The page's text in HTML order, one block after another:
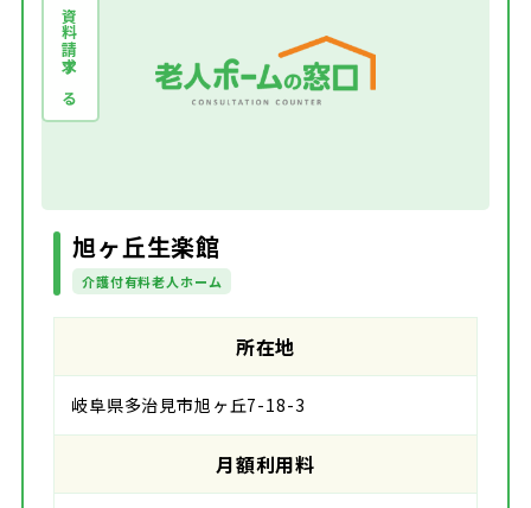
資料請求する
旭ヶ丘生楽館
介護付有料老人ホーム
所在地
岐阜県多治見市旭ヶ丘7-18-3
月額利用料